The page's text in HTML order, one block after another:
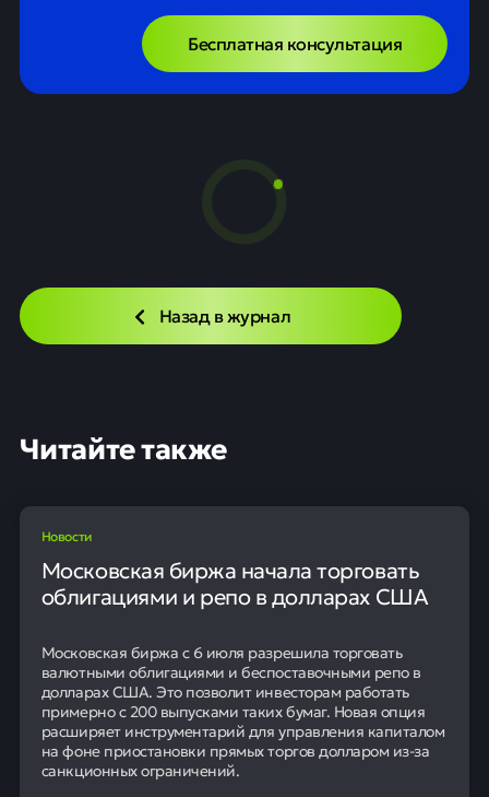
Бесплатная консультация
В Госдуме предлагают
Новости 0 6
Депутаты от КПРФ готовят законопроект, который
на коммерческой основе в высших учебных
заведениях. Инициатива предполагает привязку
стоимости к затратам на бюджетные места.
Согласно предлагаемым изменениям, цена платного
обучения не сможет превышать нормативную
стоимость подготовки одного бюджетника по той же
специальности более чем на 25%. Планируется, что
поправки будут внесены в Федеральный закон «О
некоммерческих организациях».